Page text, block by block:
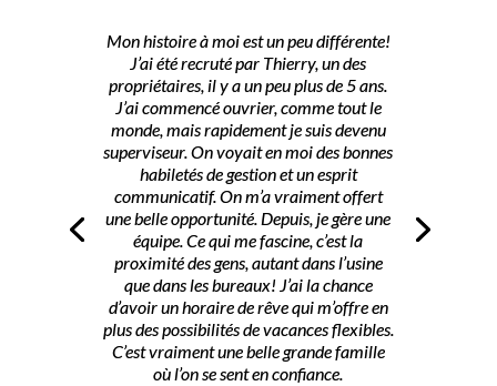
Mon histoire à moi est un peu différente!
J’ai été recruté par Thierry, un des
propriétaires, il y a un peu plus de 5 ans.
J’ai commencé ouvrier, comme tout le
monde, mais rapidement je suis devenu
superviseur. On voyait en moi des bonnes
habiletés de gestion et un esprit
communicatif. On m’a vraiment offert
une belle opportunité. Depuis, je gère une
équipe. Ce qui me fascine, c’est la
proximité des gens, autant dans l’usine
que dans les bureaux! J’ai la chance
d’avoir un horaire de rêve qui m’offre en
plus des possibilités de vacances flexibles.
C’est vraiment une belle grande famille
où l’on se sent en confiance.